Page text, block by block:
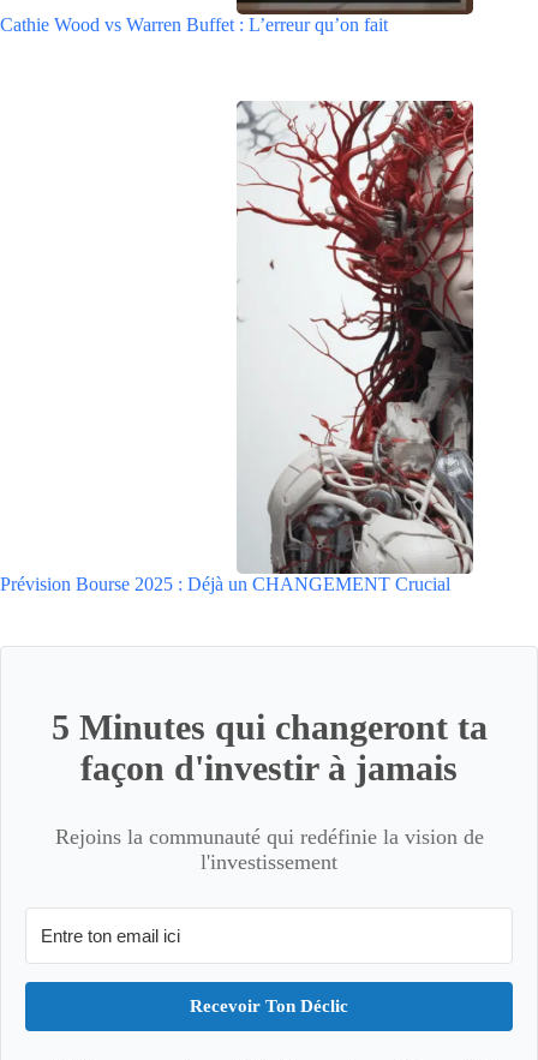
Cathie Wood vs Warren Buffet : L’erreur qu’on fait
Prévision Bourse 2025 : Déjà un CHANGEMENT Crucial
5 Minutes qui changeront ta
façon d'investir à jamais
Rejoins la communauté qui redéfinie la vision de
l'investissement
Recevoir Ton Déclic